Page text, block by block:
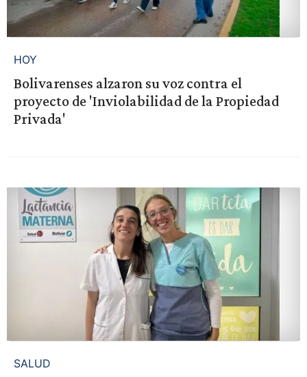
HOY
Bolivarenses alzaron su voz contra el
proyecto de 'Inviolabilidad de la Propiedad
Privada'
SALUD